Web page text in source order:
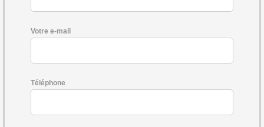
Votre e-mail
Téléphone